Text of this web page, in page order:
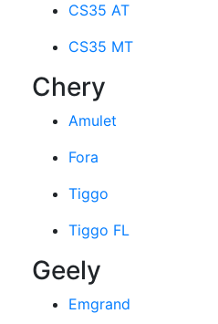
CS35 AT
CS35 MT
Chery
Amulet
Fora
Tiggo
Tiggo FL
Geely
Emgrand